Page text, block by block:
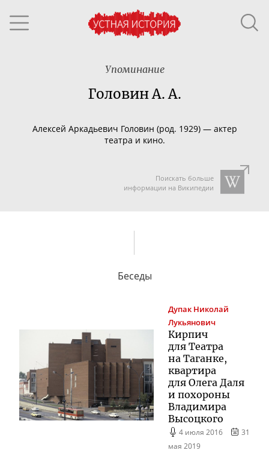
Упоминание
Головин А. А.
Алексей Аркадьевич Головин (род. 1929) — актер
театра и кино.
Поискать больше
информации на Википедии
Беседы
Дупак Николай
Лукьянович
Кирпич
для Театра
на Таганке,
квартира
для Олега Даля
и похороны
Владимира
Высоцкого
4 июля 2016
31
мая 2019